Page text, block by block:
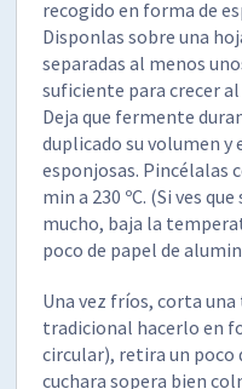
recogido en forma de
Disponlas sobre una
separadas al menos
suficiente para crecer
Deja que fermente
duplicado su volumen y
esponjosas. Pincélalas
min a 230 ºC. (Si ves
mucho, baja la
poco de papel de
Una vez fríos, corta
tradicional hacerlo en
circular), retira un poco
cuchara sopera bien